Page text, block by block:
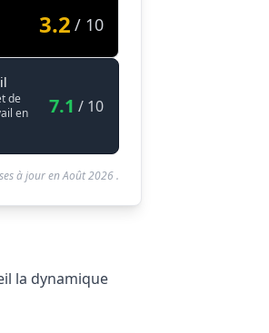
3.2 / 10
Secrétaire Facturier / Facturière
de
en
7.1 / 10
à jour enAoût 2026.
la dynamique